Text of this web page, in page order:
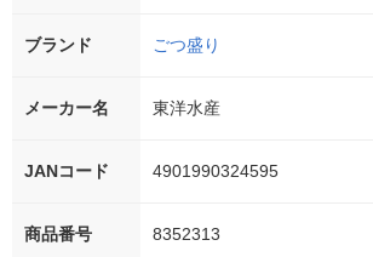
ブランド ごつ盛り
メーカー名 東洋水産
JANコード 4901990324595
商品番号 8352313